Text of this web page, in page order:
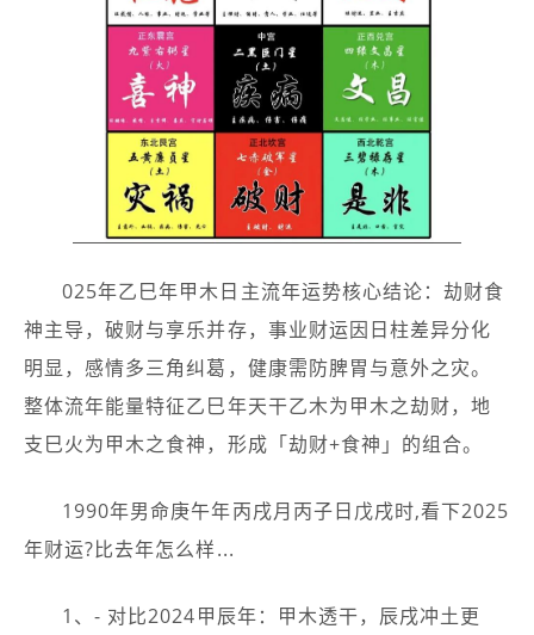
025年乙巳年甲木日主流年运势核心结论：劫财食
神主导，破财与享乐并存，事业财运因日柱差异分化
明显，感情多三角纠葛，健康需防脾胃与意外之灾。
整体流年能量特征乙巳年天干乙木为甲木之劫财，地
支巳火为甲木之食神，形成「劫财+食神」的组合。
1990年男命庚午年丙戌月丙子日戊戌时,看下2025
年财运?比去年怎么样...
1、- 对比2024甲辰年：甲木透干，辰戌冲土更